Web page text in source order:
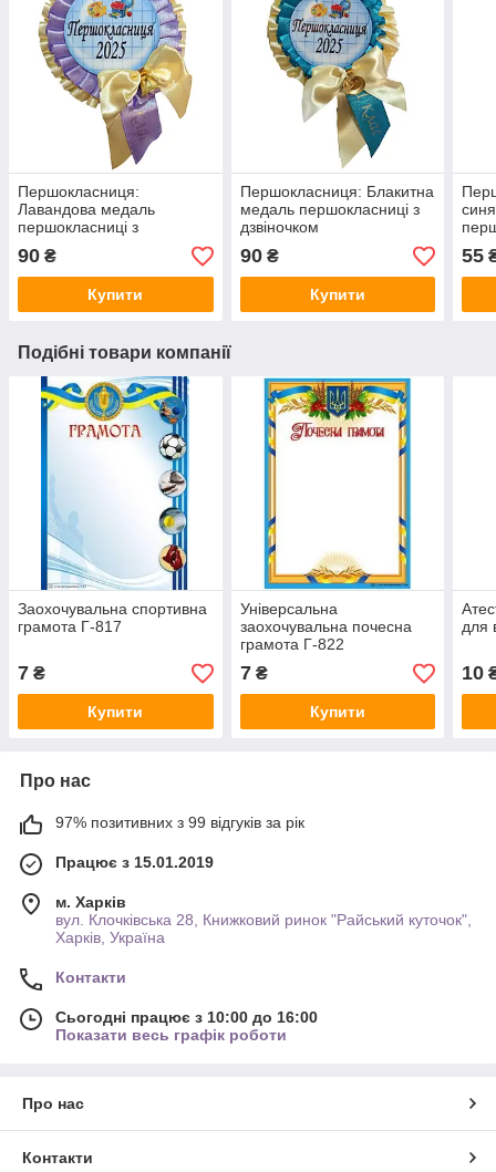
Першокласниця:
Лавандова медаль
першокласниці з
дзвіночком
90 ₴
Купити
Першокласниця: Блакитна
медаль першокласниці з
дзвіночком
90₴
Купити
55
Подібні товари компанії
Заохочувальна спортивна
грамота Г-817
7 ₴
Купити
Універсальна
заохочувальна почесна
грамота Г-822
7₴
Купити
для
10
Про нас
97% позитивних з 99 відгуків за рік
Працює з 15.01.2019
м. Харків
вул. Клочківська 28, Книжковий ринок "Райський куточок",
Харків, Україна
Контакти
Сьогодні працює з 10:00 до 16:00
Показати весь графік роботи
Про нас
Контакти